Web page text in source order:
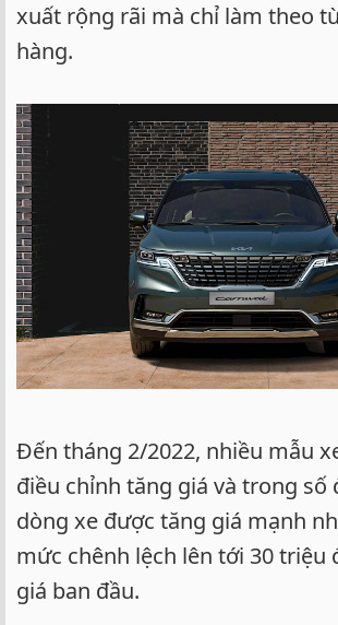
xuất rộng rãi mà chỉ làm theo
hàng.
Đến tháng 2/2022, nhiều mẫu
điều chỉnh tăng giá và trong số
dòng xe được tăng giá mạnh
mức chênh lệch lên tới 30 triệu
giá ban đầu.